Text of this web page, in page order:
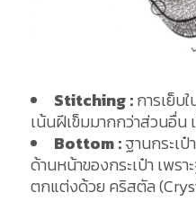
Stitching :การเย็บ
เน้นฝีเข็มมากกว่าส่วนอื่
Bottom:ฐานกระเ
ด้านหน้าของกระเป๋า เพร
ตกแต่งด้วย คริสตัล